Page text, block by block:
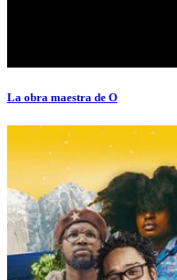
La obra maestra de O